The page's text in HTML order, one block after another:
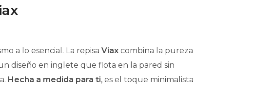
a lo esencial. La repisa Viax combina la pureza
diseño en inglete que flota en la pared sin
Hecha a medida para ti, es el toque minimalista